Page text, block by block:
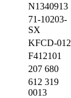
N1340913
71-10203-
SX
KFCD-012
F412101
207 680
612 319
0013